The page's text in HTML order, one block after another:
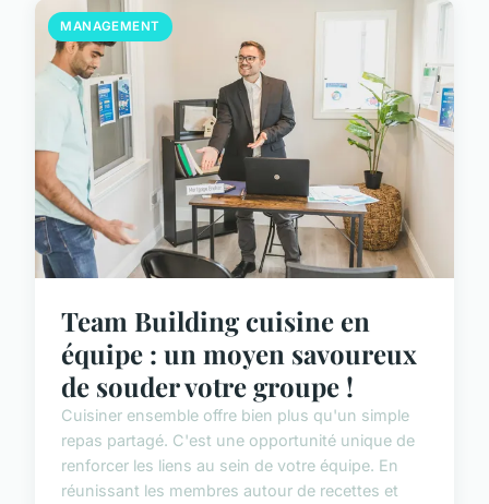
MANAGEMENT
Team Building cuisine en
équipe : un moyen savoureux
de souder votre groupe !
Cuisiner ensemble offre bien plus qu'un simple
repas partagé. C'est une opportunité unique de
renforcer les liens au sein de votre équipe. En
réunissant les membres autour de recettes et